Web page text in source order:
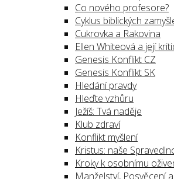
Co nového profesore?
Cyklus biblických
Cukrovka a Rakovina
Ellen Whiteová a její
Genesis Konflikt CZ
Genesis Konflikt SK
Hledání pravdy
Hleďte vzhůru
Ježíš: Tvá naděje
Klub zdraví
Konflikt myšlení
Kristus: naše
Kroky k osobnímu
Manželství, Posvěcení